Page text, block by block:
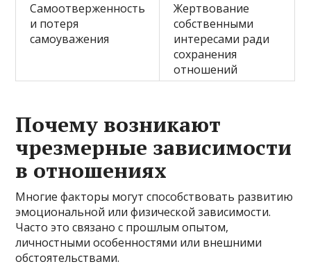
Самоотверженность
и потеря
самоуважения
Жертвование
собственными
интересами ради
сохранения
отношений
Почему возникают
чрезмерные зависимости
в отношениях
Многие факторы могут способствовать развитию
эмоциональной или физической зависимости.
Часто это связано с прошлым опытом,
личностными особенностями или внешними
обстоятельствами.